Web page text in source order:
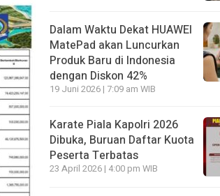
Dalam Waktu Dekat HUAWEI
MatePad akan Luncurkan
Produk Baru di Indonesia
dengan Diskon 42%
19 Juni 2026 | 7:09 am WIB
Karate Piala Kapolri 2026
Dibuka, Buruan Daftar Kuota
Peserta Terbatas
23 April 2026 | 4:00 pm WIB